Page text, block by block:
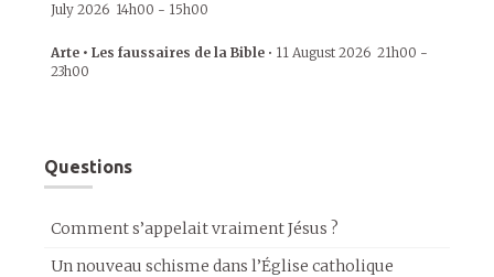
July 2026 14h00 - 15h00
Arte • Les faussaires de la Bible • 11 August 2026 21h00 -
23h00
Questions
Comment s’appelait vraiment Jésus ?
Un nouveau schisme dans l’Église catholique